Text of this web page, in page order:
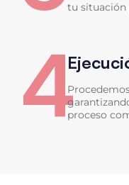
tu situación
4proceso